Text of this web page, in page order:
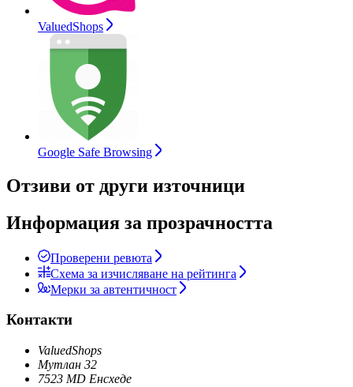
ValuedShops
Google Safe Browsing
Отзиви от други източници
Информация за прозрачността
Проверени ревюта
Схема за изчисляване на рейтинга
Мерки за автентичност
Контакти
ValuedShops
Мутлан 32
7523 MD Енсхеде